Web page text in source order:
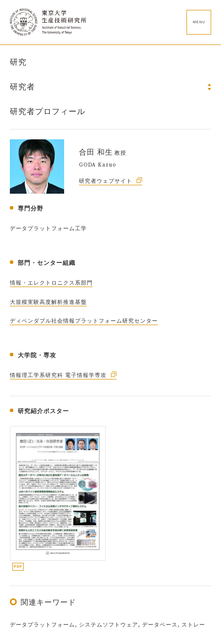
MENU
研究
研究者
研究者プロフィール
合田 和生 教授
GODA Kazuo
研究者ウェブサイト
専門分野
データプラットフォーム工学
部門・センター組織
情報・エレクトロニクス系部門
大規模実験高度解析推進基盤
ディペンダブル社会情報プラットフォーム研究センター
大学院・専攻
情報理工学系研究科 電子情報学専攻
研究紹介ポスター
関連キーワード
データプラットフォーム, システムソフトウェア, データベース, ストレー